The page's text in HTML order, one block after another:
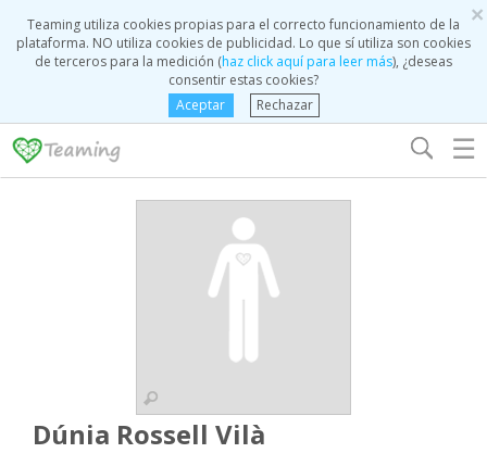
×
Teaming utiliza cookies propias para el correcto funcionamiento de la
plataforma. NO utiliza cookies de publicidad. Lo que sí utiliza son cookies
de terceros para la medición (haz click aquí para leer más), ¿deseas
consentir estas cookies?
Aceptar
Rechazar
☰
Dúnia Rossell Vilà